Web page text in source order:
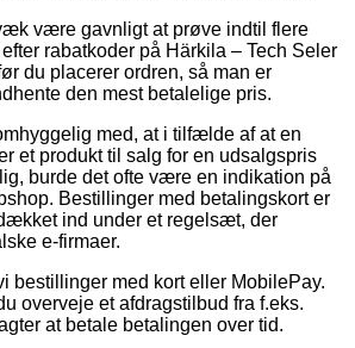
være gavnligt at prøve indtil flere
rabatkoder på Härkila – Tech Seler
du placerer ordren, så man er
den mest betalelige pris.
med, at i tilfælde af at en
et produkt til salg for en udsalgspris
burde det ofte være en indikation på
Bestillinger med betalingskort er
ind under et regelsæt, der
e-firmaer.
bestillinger med kort eller MobilePay.
overveje et afdragstilbud fra f.eks.
at betale betalingen over tid.